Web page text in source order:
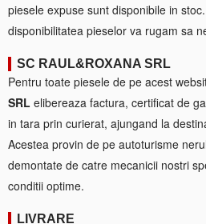
piesele expuse sunt disponibile in
disponibilitatea pieselor va rugam sa
SC RAUL&ROXANA SRL
Pentru toate piesele de pe acest
SRL elibereaza factura, certificat de
in tara prin curierat, ajungand la
Acestea provin de pe autoturisme
demontate de catre mecanicii nostri
conditii optime.
LIVRARE